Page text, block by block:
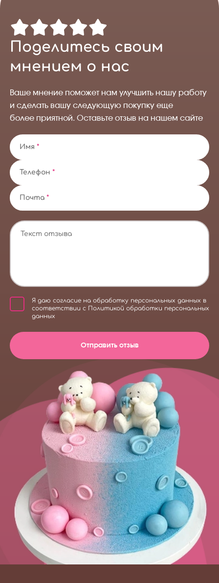
Поделитесь своим
мнением о нас
Ваше мнение поможет нам улучшить нашу работу
и сделать вашу следующую покупку еще
более приятной. Оставьте отзыв на нашем сайте
Имя *
Телефон *
Почта *
Я даю согласие на обработку персональных данных в
соответствии с Политикой обработки персональных
данных